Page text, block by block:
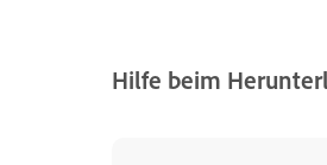
Hilfe beim